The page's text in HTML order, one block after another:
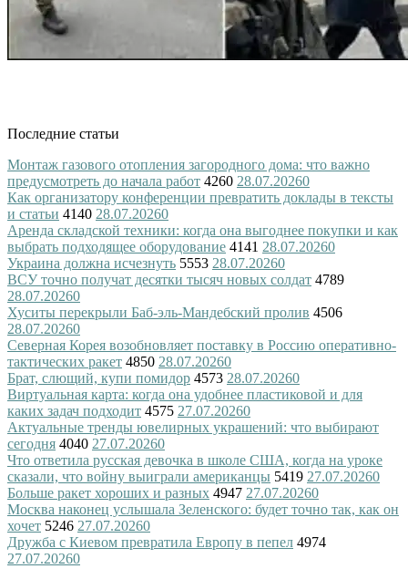
Последние статьи
Монтаж газового отопления загородного дома: что важно
предусмотреть до начала работ 4260 28.07.20260
Как организатору конференции превратить доклады в тексты
и статьи 4140 28.07.20260
Аренда складской техники: когда она выгоднее покупки и как
выбрать подходящее оборудование 4141 28.07.20260
Украина должна исчезнуть 5553 28.07.20260
ВСУ точно получат десятки тысяч новых солдат 4789
28.07.20260
Хуситы перекрыли Баб-эль-Мандебский пролив 4506
28.07.20260
Северная Корея возобновляет поставку в Россию оперативно-
тактических ракет 4850 28.07.20260
Брат, слющий, купи помидор 4573 28.07.20260
Виртуальная карта: когда она удобнее пластиковой и для
каких задач подходит 4575 27.07.20260
Актуальные тренды ювелирных украшений: что выбирают
сегодня 4040 27.07.20260
Что ответила русская девочка в школе США, когда на уроке
сказали, что войну выиграли американцы 5419 27.07.20260
Больше ракет хороших и разных 4947 27.07.20260
Москва наконец услышала Зеленского: будет точно так, как он
хочет 5246 27.07.20260
Дружба с Киевом превратила Европу в пепел 4974
27.07.20260